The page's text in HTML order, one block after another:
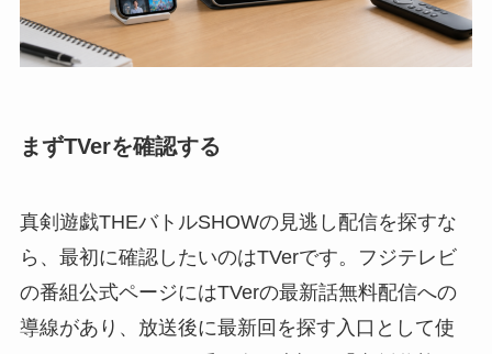
まずTVerを確認する
真剣遊戯THEバトルSHOWの見逃し配信を探すな
ら、最初に確認したいのはTVerです。フジテレビ
の番組公式ページにはTVerの最新話無料配信への
導線があり、放送後に最新回を探す入口として使